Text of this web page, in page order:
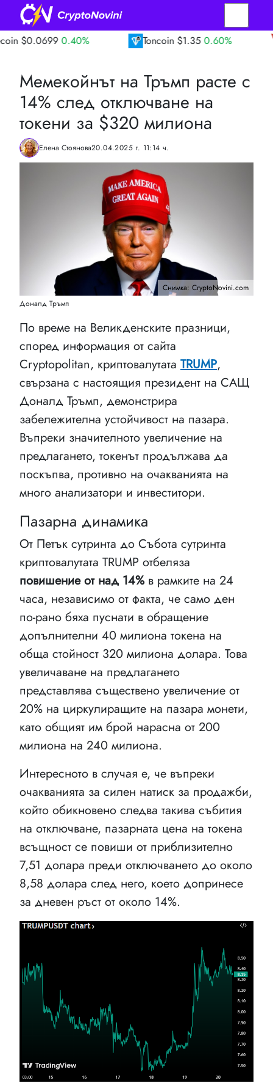
0.40% $1.35 0.60%
Мемекойнът на Тръмп расте с
14% след отключване на
токени за $320 милиона
Елена Стоянова20.04.2025 г. 11:14 ч.
Снимка: CryptoNovini.com
Доналд Тръмп
По време на Великденските празници,
според информация от сайта
Cryptopolitan, криптовалутата TRUMP,
свързана с настоящия президент на САЩ
Доналд Тръмп, демонстрира
забележителна устойчивост на пазара.
Въпреки значителното увеличение на
предлагането, токенът продължава да
поскъпва, противно на очакванията на
много анализатори и инвеститори.
Пазарна динамика
От Петък сутринта до Събота сутринта
криптовалутата TRUMP отбеляза
повишение от над 14% в рамките на 24
часа, независимо от факта, че само ден
по-рано бяха пуснати в обращение
допълнителни 40 милиона токена на
обща стойност 320 милиона долара. Това
увеличаване на предлагането
представлява съществено увеличение от
20% на циркулиращите на пазара монети,
като общият им брой нарасна от 200
милиона на 240 милиона.
Интересното в случая е, че въпреки
очакванията за силен натиск за продажби,
който обикновено следва такива събития
на отключване, пазарната цена на токена
всъщност се повиши от приблизително
7,51 долара преди отключването до около
8,58 долара след него, което допринесе
за дневен ръст от около 14%.